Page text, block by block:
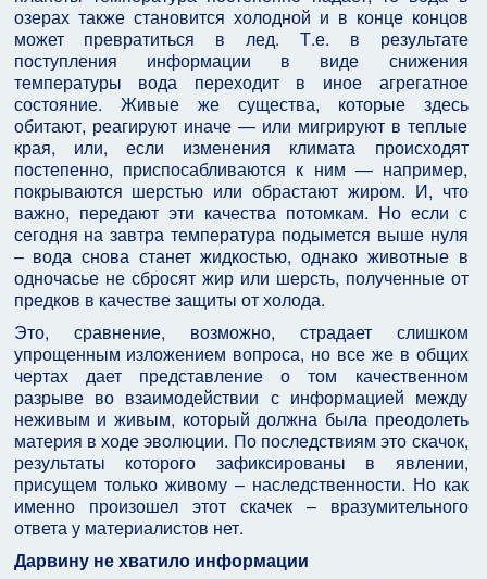
озерах также становится холодной и в конце концов
может превратиться в лед. Т.е. в результате
поступления информации в виде снижения
температуры вода переходит в иное агрегатное
состояние. Живые же существа, которые здесь
обитают, реагируют иначе — или мигрируют в теплые
края, или, если изменения климата происходят
постепенно, приспосабливаются к ним — например,
покрываются шерстью или обрастают жиром. И, что
важно, передают эти качества потомкам. Но если с
сегодня на завтра температура подымется выше нуля
– вода снова станет жидкостью, однако животные в
одночасье не сбросят жир или шерсть, полученные от
предков в качестве защиты от холода.
Это, сравнение, возможно, страдает слишком
упрощенным изложением вопроса, но все же в общих
чертах дает представление о том качественном
разрыве во взаимодействии с информацией между
неживым и живым, который должна была преодолеть
материя в ходе эволюции. По последствиям это скачок,
результаты которого зафиксированы в явлении,
присущем только живому – наследственности. Но как
именно произошел этот скачек – вразумительного
ответа у материалистов нет.
Дарвину не хватило информации